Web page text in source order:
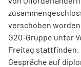
verschoben
G20-Gruppe unter
Freitag stattfinden.
Gespräche auf